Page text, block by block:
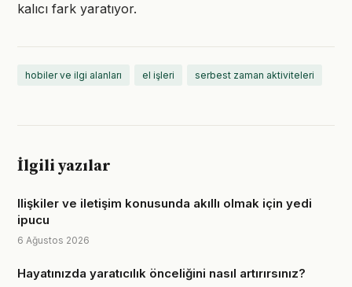
kalıcı fark yaratıyor.
hobiler ve ilgi alanları el işleri serbest zaman aktiviteleri
İlgili yazılar
Ilişkiler ve iletişim konusunda akıllı olmak için yedi
ipucu
6 Ağustos 2026
Hayatınızda yaratıcılık önceliğini nasıl artırırsınız?